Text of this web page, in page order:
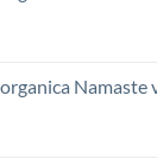
Namaste